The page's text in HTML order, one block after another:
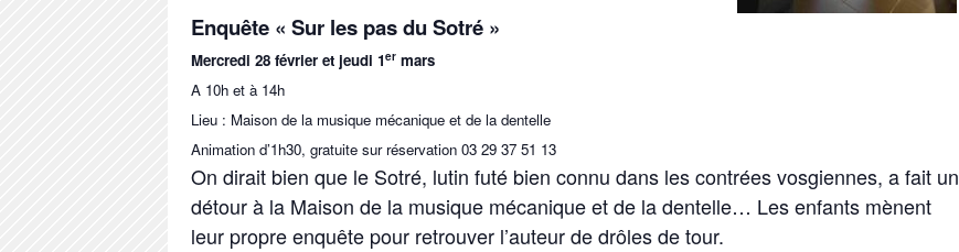
Enquête « Sur les pas du Sotré »
Mercredi 28 février et jeudi 1er mars
A 10h et à 14h
Lieu : Maison de la musique mécanique et de la dentelle
Animation d’1h30, gratuite sur réservation 03 29 37 51 13
On dirait bien que le Sotré, lutin futé bien connu dans les contrées vosgiennes, a fait un
détour à la Maison de la musique mécanique et de la dentelle… Les enfants mènent
leur propre enquête pour retrouver l’auteur de drôles de tour.